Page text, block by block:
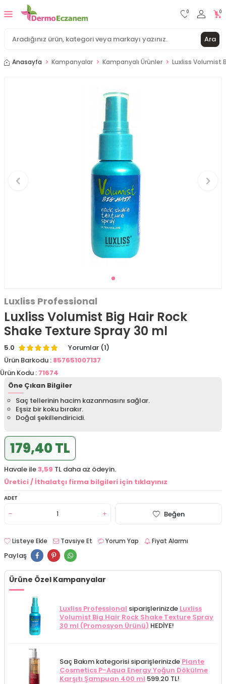
Ara
0 0
Anasayfa Kampanyalar Kampanyalı Ürünler Luxliss Volumist
Luxliss Professional
Luxliss Volumist Big Hair Rock
Shake Texture Spray 30 ml
5.0
Yorumlar (1)
Ürün Barkodu : 857651007137
Ürün Kodu : 71674
Öne Çıkan Bilgiler
Saç tellerinin hacim kazanmasını sağlar.
Eşsiz bir koku bırakır.
Doğal şekillendiricidi.
179,40 TL
Havale ile3,59 TL daha az ödeyin.
Üretici / İthalatçı firma bilgileri için tıklayınız
ADET
Beğen
Listeye Ekle Tavsiye Et Yorum Yap Fiyat Alarmı
Paylaş
Ürüne Özel Kampanyalar
Luxliss Professional siparişlerinizde Luxliss
Volumist Big Hair Rock Shake Texture Spray
30 ml (Promosyon Ürünü) HEDİYE!
Saç Bakım kategorisi siparişlerinizde Plante
Cosmetics P-Aqua Energy Yoğun Dökülme
Karşıtı Şampuan 400 ml 599.20 TL!